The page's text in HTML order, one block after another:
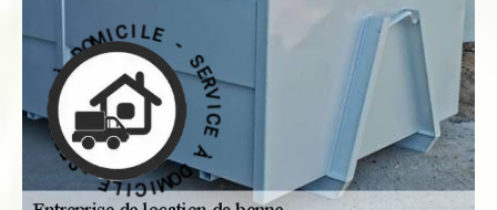
S
E
R
V
I
C
E
À
D
O
M
I
C
ILE - SER
V I
C
E
À
D
O
M
I
C
I
L
E
-